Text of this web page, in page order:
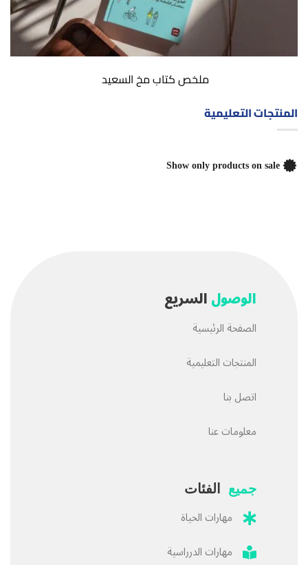
ملخص كتاب مخ السعيد
المنتجات التعليمية
Show only products on sale
الوصولالسريع
الصفحة الرئيسية
المنتجات التعليمية
اتصل بنا
معلومات عنا
جميع الفئات
مهارات الحياة
مهارات الدرراسية